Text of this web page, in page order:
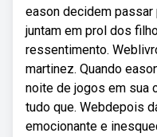
eason decidem
juntam em prol dos
ressentimento.
martinez. Quando
noite de jogos em sua
tudo que. Webdepois
emocionante e